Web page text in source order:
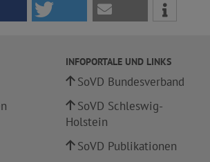
INFOPORTALE UND LINKS
SoVD Bundesverband
SoVD Schleswig-
Holstein
SoVD Publikationen